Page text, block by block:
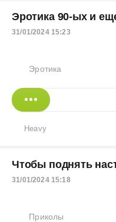
Эротика 90-ых и
31/01/2024 15:23
Эротика
Heavy
Чтобы поднять
31/01/2024 15:18
Приколы